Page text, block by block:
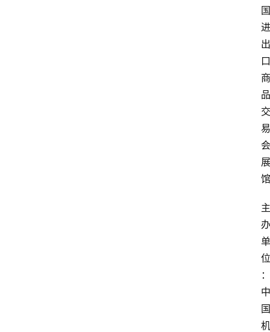
国
进
出
口
商
品
交
易
会
展
馆
主
办
单
位
：
中
国
机